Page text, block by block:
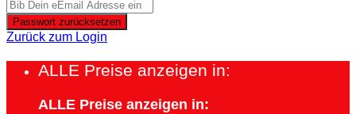
Passwort zurücksetzen
Zurück zum Login
ALLE Preise anzeigen in:
ALLE Preise anzeigen in: